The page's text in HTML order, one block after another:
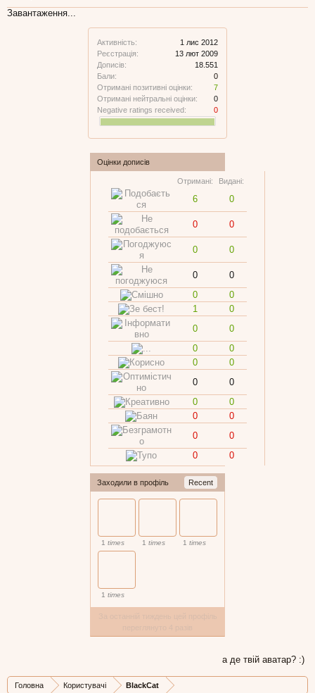
Активність:
1 лис 2012
Реєстрація:
13 лют 2009
Дописів:
18.551
Бали:
0
Отримані позитивні оцінки:
7
Отримані нейтральні оцінки:
0
Negative ratings received:
0
Оцінки дописів
Отримані: Видані:
6 0
0 0
0 0
0
0
0
0
1
0
0
0
0
0
0
0
0
0
0
0
0
0
0
0
0
0
Заходили в профіль Recent
1 times 1 times 1 times
1 times
Завантаження...
а де твій аватар? :)
Головна Користувачі BlackCat